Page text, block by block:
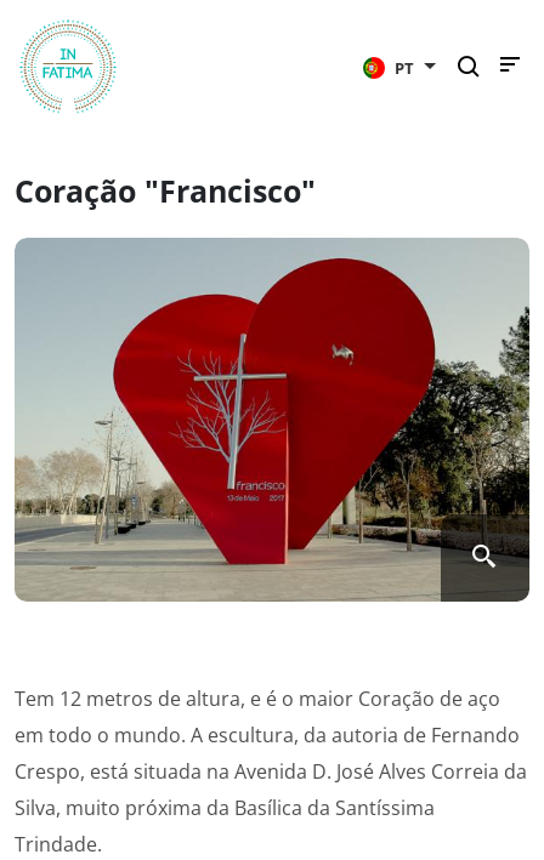
PT
Coração "Francisco"
Tem 12 metros de altura, e é o maior Coração de aço
em todo o mundo. A escultura, da autoria de Fernando
Crespo, está situada na Avenida D. José Alves Correia da
Silva, muito próxima da Basílica da Santíssima
Trindade.